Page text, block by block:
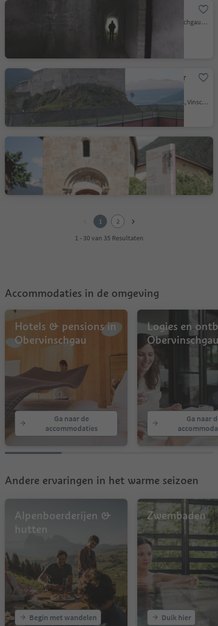
Malles/Mals, Mals/Malles, Vinschgau/Val Venosta
Mals Technical School for
Landscape and Forestry
Burgusio/Burgeis, Mals/Malles, Vinschgau/Val Venosta
St. Johann´s Church in
Tubre/Taufers i. M., Taufers im Münstertal/Tubre, Vinschgau/Val Venosta
1
2
1 - 30 van 35 Resultaten
Accommodaties in de omgeving
Hotels & pensions in
Obervinschgau
Ga naar de
accommodaties
Logies en
Ga naar
Andere ervaringen in het warme seizoen
Alpenboerderijen &
hutten
Begin met wandelen
Zwembaden
Duik hier